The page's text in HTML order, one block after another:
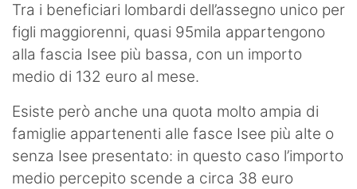
Tra i beneficiari lombardi dell’assegno unico per
figli maggiorenni, quasi 95mila appartengono
alla fascia Isee più bassa, con un importo
medio di 132 euro al mese.
Esiste però anche una quota molto ampia di
famiglie appartenenti alle fasce Isee più alte o
senza Isee presentato: in questo caso l’importo
medio percepito scende a circa 38 euro